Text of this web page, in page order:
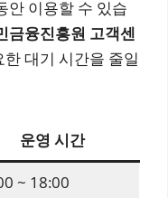
안 이용할 수 있습
금융진흥원 고객센
대기 시간을 줄일
운영 시간
~ 18:00